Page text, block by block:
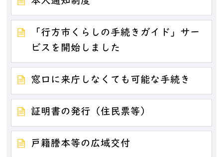
「行方市くらしの手続きガイド」サー
ビスを開始しました
窓口に来庁しなくても可能な手続き
証明書の発行（住民票等）
戸籍謄本等の広域交付